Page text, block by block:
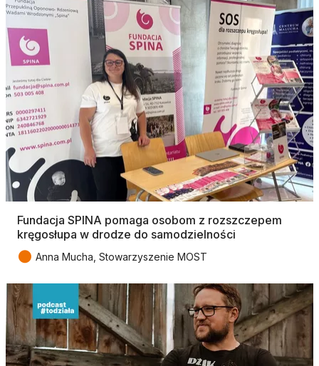
Fundacja SPINA pomaga osobom z rozszczepem
kręgosłupa w drodze do samodzielności
● Anna Mucha, Stowarzyszenie MOST